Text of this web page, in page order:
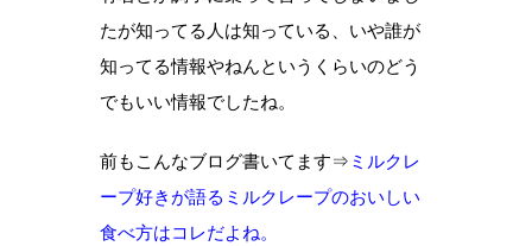
たが知ってる人は知っている、いや誰が
知ってる情報やねんというくらいのどう
でもいい情報でしたね。
前もこんなブログ書いてます⇒ ミルクレ
ープ好きが語るミルクレープのおいしい
食べ方はコレだよね。